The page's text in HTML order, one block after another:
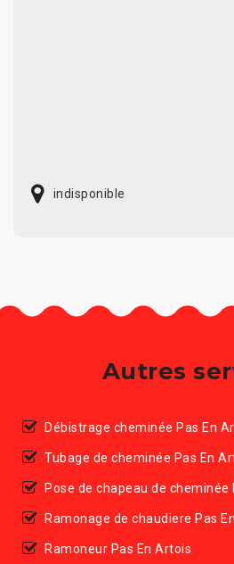
indisponible
Autres
Débistrage cheminée Pas En
Tubage de cheminée Pas En
Pose de chapeau de cheminée
Ramonage de chaudiere Pas
Ramoneur Pas En Artois